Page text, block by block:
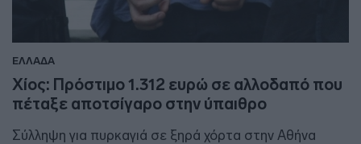
ΕΛΛΑΔΑ
Χίος: Πρόστιμο 1.312 ευρώ σε αλλοδαπό που
πέταξε αποτσίγαρο στην ύπαιθρο
Σύλληψη για πυρκαγιά σε ξηρά χόρτα στην Αθήνα